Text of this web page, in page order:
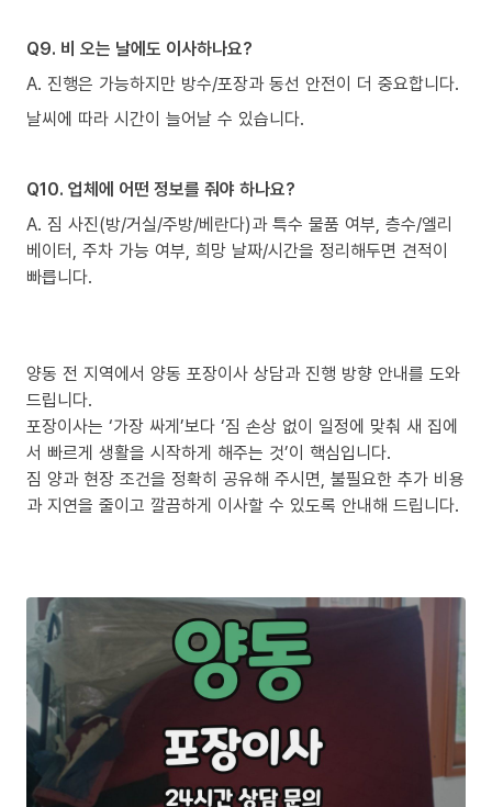
Q9. 비 오는 날에도 이사하나요?
A. 진행은 가능하지만 방수/포장과 동선 안전이 더 중요합니다.
날씨에 따라 시간이 늘어날 수 있습니다.
Q10. 업체에 어떤 정보를 줘야 하나요?
A. 짐 사진(방/거실/주방/베란다)과 특수 물품 여부, 층수/엘리
베이터, 주차 가능 여부, 희망 날짜/시간을 정리해두면 견적이
빠릅니다.
양동 전 지역에서 양동 포장이사 상담과 진행 방향 안내를 도와
드립니다.
포장이사는 ‘가장 싸게’보다 ‘짐 손상 없이 일정에 맞춰 새 집에
서 빠르게 생활을 시작하게 해주는 것’이 핵심입니다.
짐 양과 현장 조건을 정확히 공유해 주시면, 불필요한 추가 비용
과 지연을 줄이고 깔끔하게 이사할 수 있도록 안내해 드립니다.